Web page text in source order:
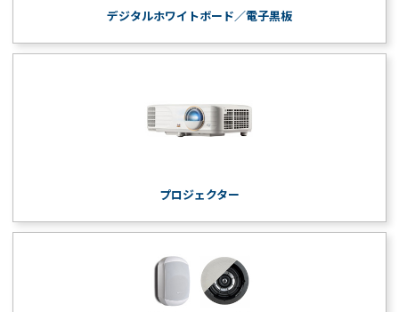
デジタルホワイトボード／電子黒板
プロジェクター